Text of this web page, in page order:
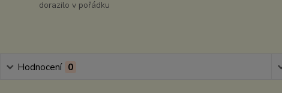
dorazilo v pořádku
Hodnocení 0